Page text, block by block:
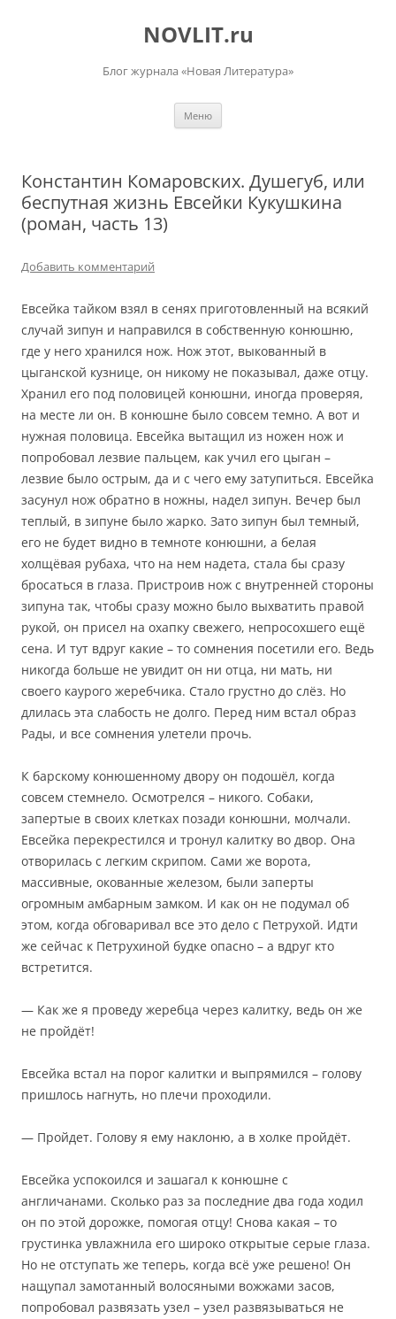
NOVLIT.ru
Блог журнала «Новая Литература»
Меню
Константин Комаровских. Душегуб, или
беспутная жизнь Евсейки Кукушкина
(роман, часть 13)
Добавить комментарий
Евсейка тайком взял в сенях приготовленный на всякий
случай зипун и направился в собственную конюшню,
где у него хранился нож. Нож этот, выкованный в
цыганской кузнице, он никому не показывал, даже отцу.
Хранил его под половицей конюшни, иногда проверяя,
на месте ли он. В конюшне было совсем темно. А вот и
нужная половица. Евсейка вытащил из ножен нож и
попробовал лезвие пальцем, как учил его цыган –
лезвие было острым, да и с чего ему затупиться. Евсейка
засунул нож обратно в ножны, надел зипун. Вечер был
теплый, в зипуне было жарко. Зато зипун был темный,
его не будет видно в темноте конюшни, а белая
холщёвая рубаха, что на нем надета, стала бы сразу
бросаться в глаза. Пристроив нож с внутренней стороны
зипуна так, чтобы сразу можно было выхватить правой
рукой, он присел на охапку свежего, непросохшего ещё
сена. И тут вдруг какие – то сомнения посетили его. Ведь
никогда больше не увидит он ни отца, ни мать, ни
своего каурого жеребчика. Стало грустно до слёз. Но
длилась эта слабость не долго. Перед ним встал образ
Рады, и все сомнения улетели прочь.
К барскому конюшенному двору он подошёл, когда
совсем стемнело. Осмотрелся – никого. Собаки,
запертые в своих клетках позади конюшни, молчали.
Евсейка перекрестился и тронул калитку во двор. Она
отворилась с легким скрипом. Сами же ворота,
массивные, окованные железом, были заперты
огромным амбарным замком. И как он не подумал об
этом, когда обговаривал все это дело с Петрухой. Идти
же сейчас к Петрухиной будке опасно – а вдруг кто
встретится.
— Как же я проведу жеребца через калитку, ведь он же
не пройдёт!
Евсейка встал на порог калитки и выпрямился – голову
пришлось нагнуть, но плечи проходили.
— Пройдет. Голову я ему наклоню, а в холке пройдёт.
Евсейка успокоился и зашагал к конюшне с
англичанами. Сколько раз за последние два года ходил
он по этой дорожке, помогая отцу! Снова какая – то
грустинка увлажнила его широко открытые серые глаза.
Но не отступать же теперь, когда всё уже решено! Он
нащупал замотанный волосяными вожжами засов,
попробовал развязать узел – узел развязываться не